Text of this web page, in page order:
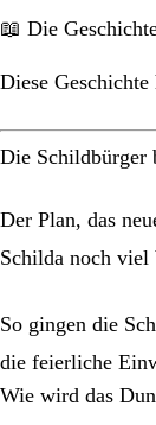
📖 Die
Diese
Die Schildbürger
Der Plan, das
Schilda noch viel
So gingen die
die feierliche
Wie wird das